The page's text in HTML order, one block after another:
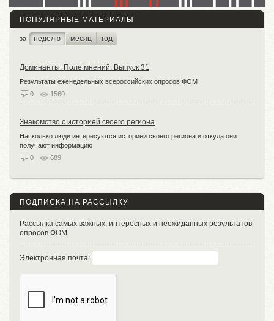
ПОПУЛЯРНЫЕ МАТЕРИАЛЫ
за неделю месяц год
Доминанты. Поле мнений. Выпуск 31
Результаты еженедельных всероссийских опросов ФОМ
0
1560
Знакомство с историей своего региона
Насколько люди интересуются историей своего региона и откуда они
получают информацию
0
689
ПОДПИСКА НА РАССЫЛКУ
Рассылка самых важных, интересных и неожиданных результатов
опросов ФОМ
Электронная почта: